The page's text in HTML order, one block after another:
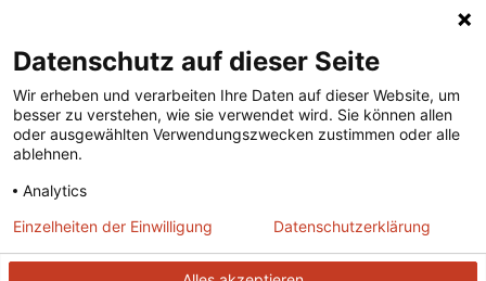
Was ist der Merkur?
Herausgeber /
Redaktion
Verlag
Alle Abos im Überblick
Print-Abo
Digital-Abo
Abo kündigen
Vertrag widerrufen
Impressum
Datenschutz
Mediadaten
Datenschutz auf dieser Seite
Wir erheben und verarbeiten Ihre Daten auf dieser Website, um
besser zu verstehen, wie sie verwendet wird. Sie können allen
oder ausgewählten Verwendungszwecken zustimmen oder alle
ablehnen.
Analytics
Einzelheiten der Einwilligung Datenschutzerklärung